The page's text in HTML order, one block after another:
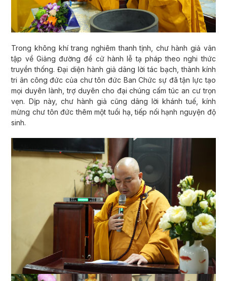
Trong không khí trang nghiêm thanh tịnh, chư hành giả vân
tập về Giảng đường để cử hành lễ tạ pháp theo nghi thức
truyền thống. Đại diện hành giả dâng lời tác bạch, thành kính
tri ân công đức của chư tôn đức Ban Chức sự đã tận lực tạo
mọi duyên lành, trợ duyên cho đại chúng cấm túc an cư trọn
vẹn. Dịp này, chư hành giả cũng dâng lời khánh tuế, kính
mừng chư tôn đức thêm một tuổi hạ, tiếp nối hạnh nguyện độ
sinh.